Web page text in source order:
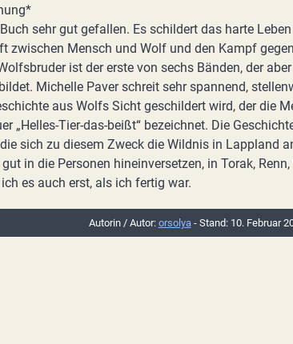
sehr gut gefallen. Es schildert das harte
zwischen Mensch und Wolf und den Kampf
ist der erste von sechs Bänden, der
Michelle Paver schreit sehr spannend,
aus Wolfs Sicht geschildert wird, der die
„Helles-Tier-das-beißt“ bezeichnet. Die
sich zu diesem Zweck die Wildnis in Lappland
in die Personen hineinversetzen, in Torak,
es auch erst, als ich fertig war.
Autorin / Autor: orsolya- Stand: 10. Februar